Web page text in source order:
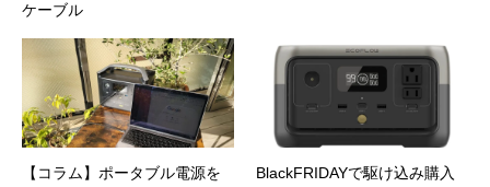
ケーブル
【コラム】ポータブル電源を
BlackFRIDAYで駆け込み購入